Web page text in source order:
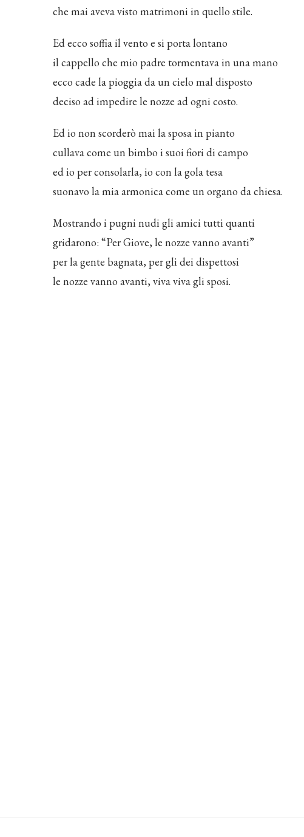
che mai aveva visto matrimoni in quello stile.
Ed ecco soffia il vento e si porta lontano
il cappello che mio padre tormentava in una mano
ecco cade la pioggia da un cielo mal disposto
deciso ad impedire le nozze ad ogni costo.
Ed io non scorderò mai la sposa in pianto
cullava come un bimbo i suoi fiori di campo
ed io per consolarla, io con la gola tesa
suonavo la mia armonica come un organo da chiesa.
Mostrando i pugni nudi gli amici tutti quanti
gridarono: “Per Giove, le nozze vanno avanti”
per la gente bagnata, per gli dei dispettosi
le nozze vanno avanti, viva viva gli sposi.